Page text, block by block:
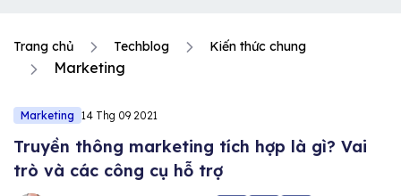
Trang chủ Techblog Kiến thức chung
Marketing
Marketing 14 Thg 09 2021
Truyền thông marketing tích hợp là gì? Vai
trò và các công cụ hỗ trợ